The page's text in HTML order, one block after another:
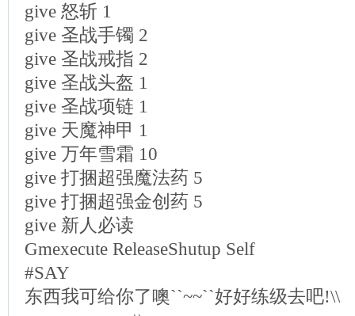
give 怒斩 1
give 圣战手镯 2
give 圣战戒指 2
give 圣战头盔 1
give 圣战项链 1
give 天魔神甲 1
give 万年雪霜 10
give 打捆超强魔法药 5
give 打捆超强金创药 5
give 新人必读
Gmexecute ReleaseShutup Self
#SAY
东西我可给你了噢``~~``好好练级去吧!\\